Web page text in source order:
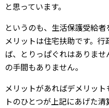
と思っています。
というのも、生活保護受給
メリットは住宅扶助です。
ば、とりっぱぐれはありま
の手間もありません。
メリットがあればデメリッ
トのひとつが上記にあげた